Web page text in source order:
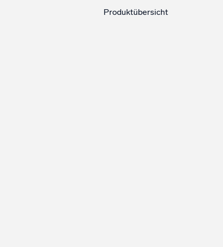
Produktübersicht